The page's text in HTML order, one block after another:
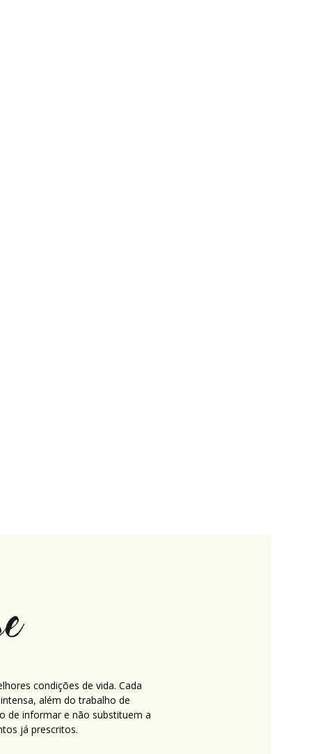
condições de vida. Cada
além do trabalho de
de informar e não substituem a
já prescritos.